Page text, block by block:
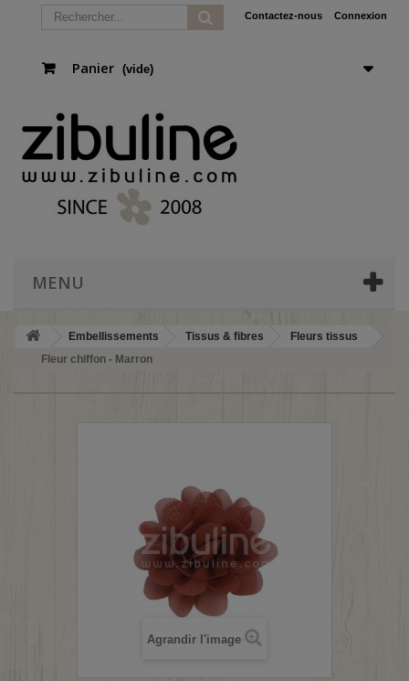
Connexion
Contactez-nous
Panier (vide)
MENU
Embellissements Tissus & fibres
Fleurs tissus
Fleur chiffon - Marron
Agrandir l'image